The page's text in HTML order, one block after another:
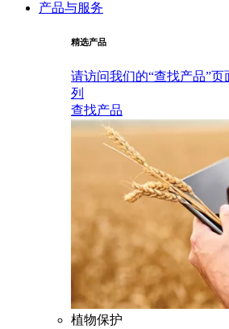
产品与服务
精选产品
请访问我们的“查找产品”
列
查找产品
植物保护